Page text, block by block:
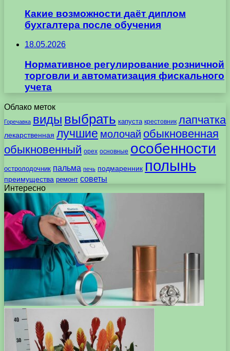
Какие возможности даёт диплом
бухгалтера после обучения
18.05.2026
Нормативное регулирование розничной
торговли и автоматизация фискального
учета
Облако меток
Горечавка виды выбрать капуста крестовник лапчатка
лекарственная лучшие молочай обыкновенная
обыкновенный орех основные особенности
остролодочник пальма печь подмаренник полынь
преимущества ремонт советы
Интересно